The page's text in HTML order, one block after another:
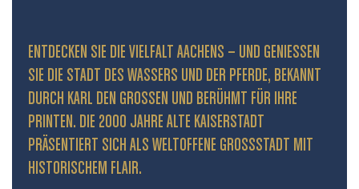
ENTDECKEN SIE DIE VIELFALT AACHENS – UND GENIESSEN S
IE DIE STADT DES WASSERS UND DER PFERDE, BEKANNT D
URCH KARL DEN GROSSEN UND BERÜHMT FÜR IHRE PR
INTEN. DIE 2000 JAHRE ALTE KAISERSTADT PR
ÄSENTIERT SICH ALS WELTOFFENE GROSSSTADT MIT HIS
TORISCHEM FLAIR.